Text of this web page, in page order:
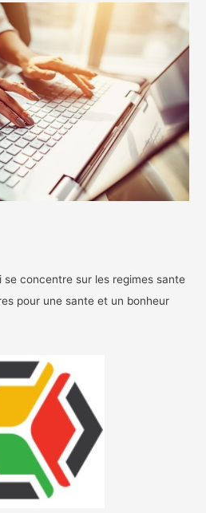
se concentre sur les regimes sante
pour une sante et un bonheur